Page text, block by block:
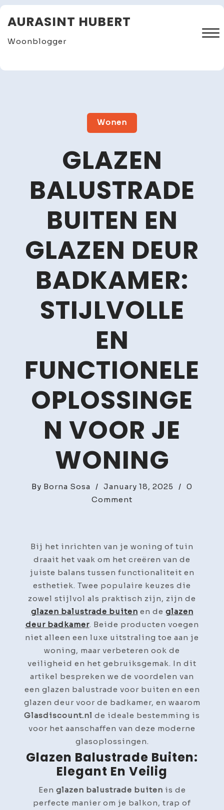
Skip
AURASINT HUBERT
Woonblogger
Close
Wonen
GLAZEN
BALUSTRADE
BUITEN EN
GLAZEN DEUR
BADKAMER:
STIJLVOLLE
EN
FUNCTIONELE
OPLOSSINGE
N VOOR JE
WONING
By Borna Sosa / January 18, 2025 / 0
Comment
en
Glazen
Deur
Badkamer:
Stijlvolle
en
Functionele
Oplossingen
voor
je
Woning
Bij het inrichten van je woning of tuin
draait het vaak om het creëren van de
juiste balans tussen functionaliteit en
esthetiek. Twee populaire keuzes die
zowel stijlvol als praktisch zijn, zijn de
glazen balustrade buiten en de glazen
deur badkamer. Beide producten voegen
niet alleen een luxe uitstraling toe aan je
woning, maar verbeteren ook de
veiligheid en het gebruiksgemak. In dit
artikel bespreken we de voordelen van
een glazen balustrade voor buiten en een
glazen deur voor de badkamer, en waarom
Glasdiscount.nl de ideale bestemming is
voor het aanschaffen van deze moderne
glasoplossingen.
Glazen Balustrade Buiten:
Elegant En Veilig
Een glazen balustrade buiten is de
perfecte manier om je balkon, trap of